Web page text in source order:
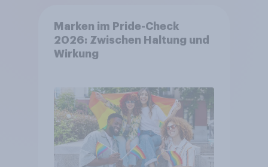
Marken im Pride-Check
2026: Zwischen Haltung und
Wirkung